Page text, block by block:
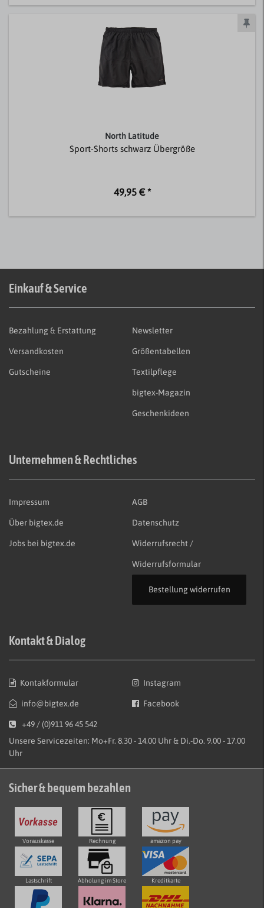
North Latitude
Sport-Shorts schwarz Übergröße
49,95 € *
Einkauf & Service
Bezahlung & Erstattung
Versandkosten
Gutscheine
Newsletter
Größentabellen
Textilpflege
bigtex-Magazin
Geschenkideen
Unternehmen & Rechtliches
Impressum
Über bigtex.de
Jobs bei bigtex.de
AGB
Datenschutz
Widerrufsrecht /
Widerrufsformular
Bestellung widerrufen
Kontakt & Dialog
Kontakformular
info@bigtex.de
Instagram
Facebook
+49 / (0)911 96 45 542
Unsere Servicezeiten: Mo+Fr. 8.30 - 14.00 Uhr & Di.-Do. 9.00 - 17.00
Uhr
Sicher & bequem bezahlen
Vorauskasse Rechnung amazon pay
Lastschrift Abholung im Store Kreditkarte